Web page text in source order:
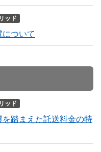
ッド
ついて
ッド
踏まえた託送料金の特